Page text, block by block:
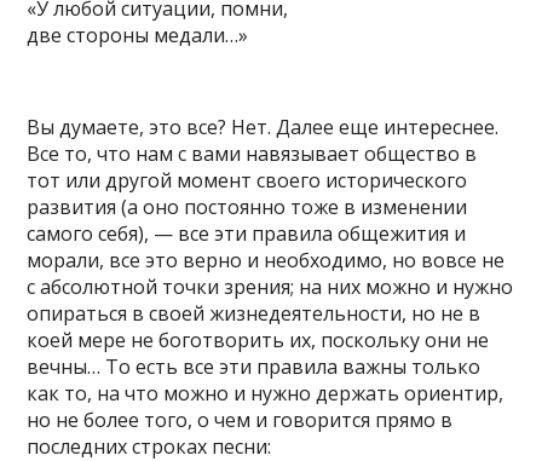
«У любой ситуации, помни,
две стороны медали…»
Вы думаете, это все? Нет. Далее еще интереснее.
Все то, что нам с вами навязывает общество в
тот или другой момент своего исторического
развития (а оно постоянно тоже в изменении
самого себя), — все эти правила общежития и
морали, все это верно и необходимо, но вовсе не
с абсолютной точки зрения; на них можно и нужно
опираться в своей жизнедеятельности, но не в
коей мере не боготворить их, поскольку они не
вечны… То есть все эти правила важны только
как то, на что можно и нужно держать ориентир,
но не более того, о чем и говорится прямо в
последних строках песни: